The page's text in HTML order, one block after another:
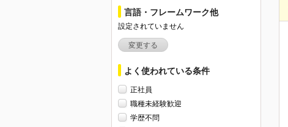
言語・フレームワーク他
設定されていません
変更する
よく使われている条件
正社員
職種未経験歓迎
学歴不問